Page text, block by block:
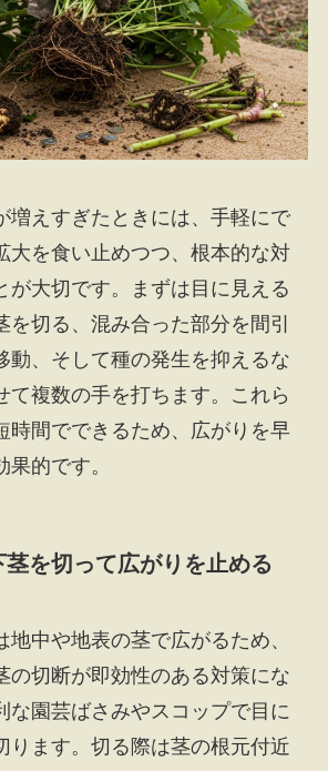
増えすぎたときには、手軽にで
大を食い止めつつ、根本的な対
が大切です。まずは目に見える
を切る、混み合った部分を間引
動、そして種の発生を抑えるな
て複数の手を打ちます。これら
時間でできるため、広がりを早
的です。
を切って広がりを止める
地中や地表の茎で広がるため、
の切断が即効性のある対策にな
な園芸ばさみやスコップで目に
ります。切る際は茎の根元付近